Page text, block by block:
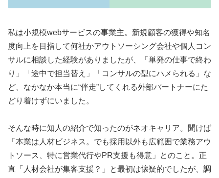
私は小規模webサービスの事業主。新規顧客の獲得や知名
度向上を目指して何社かアウトソーシング会社や個人コン
サルに相談した経験がありましたが、「単発の仕事で終わ
り」「途中で担当替え」「コンサルの型にハメられる」な
ど、なかなか本当に“伴走”してくれる外部パートナーにた
どり着けずにいました。
そんな時に知人の紹介で知ったのがネオキャリア。聞けば
「本業は人材ビジネス。でも採用以外も広範囲で業務アウ
トソース、特に営業代行やPR支援も得意」とのこと。正
直「人材会社が集客支援？」と最初は懐疑的でしたが、調